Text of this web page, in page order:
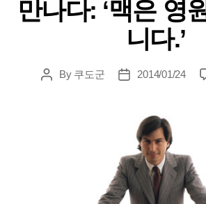
만나다: ‘맥은 영
니다.’
PostBy 쿠도군
Post2014/01/24